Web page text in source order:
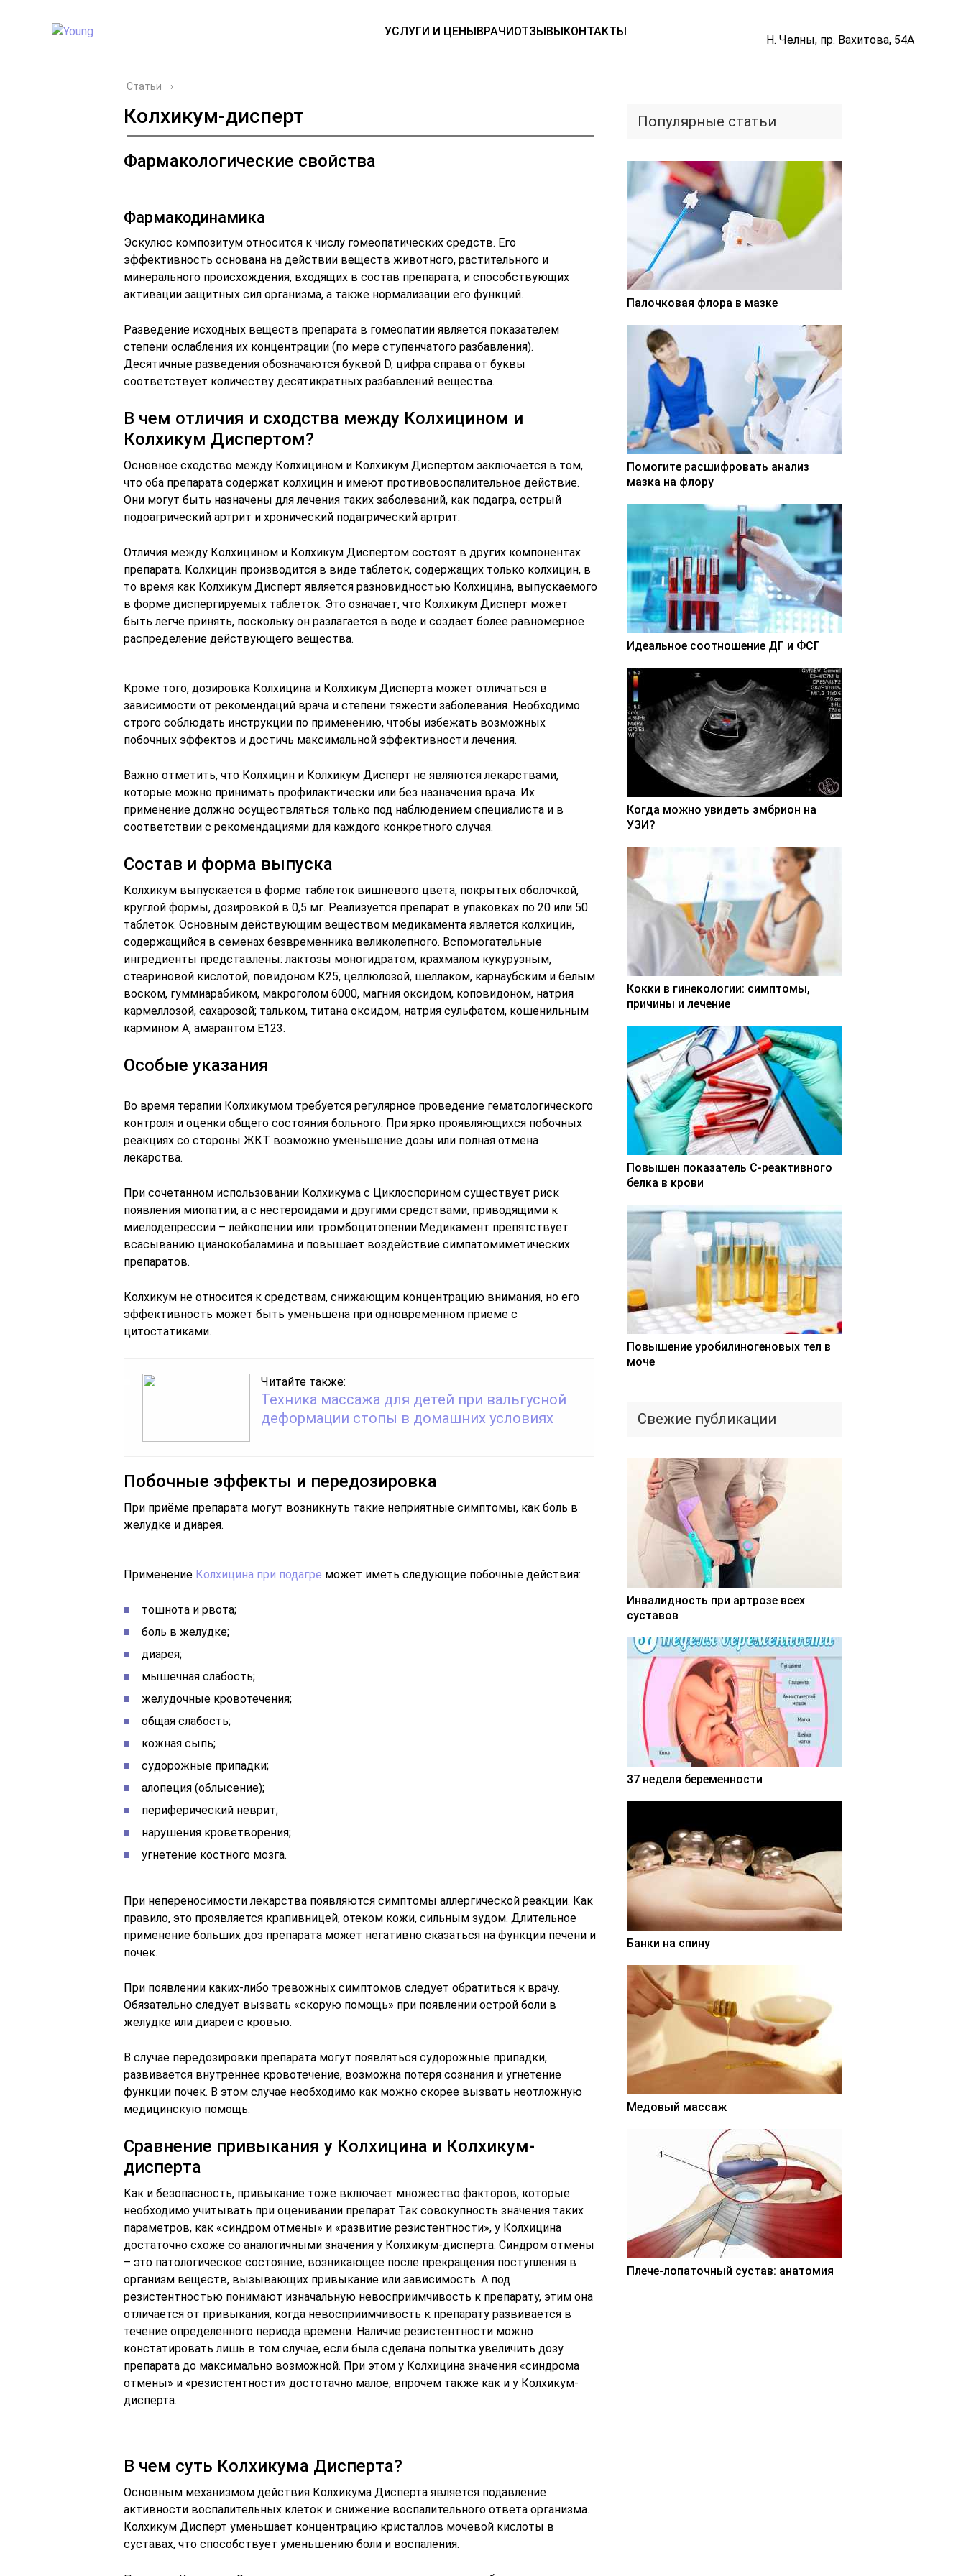
УСЛУГИ И ЦЕНЫВРАЧИОТЗЫВЫКОНТАКТЫ
Н. Челны, пр. Вахитова, 54А
Статьи ›
Колхикум-дисперт
Фармакологические свойства
Фармакодинамика
Эскулюс композитум относится к числу гомеопатических средств. Его
эффективность основана на действии веществ животного, растительного и
минерального происхождения, входящих в состав препарата, и способствующих
активации защитных сил организма, а также нормализации его функций.
Разведение исходных веществ препарата в гомеопатии является показателем
степени ослабления их концентрации (по мере ступенчатого разбавления).
Десятичные разведения обозначаются буквой D, цифра справа от буквы
соответствует количеству десятикратных разбавлений вещества.
В чем отличия и сходства между Колхицином и
Колхикум Диспертом?
Основное сходство между Колхицином и Колхикум Диспертом заключается в том,
что оба препарата содержат колхицин и имеют противовоспалительное действие.
Они могут быть назначены для лечения таких заболеваний, как подагра, острый
подоагрический артрит и хронический подагрический артрит.
Отличия между Колхицином и Колхикум Диспертом состоят в других компонентах
препарата. Колхицин производится в виде таблеток, содержащих только колхицин, в
то время как Колхикум Дисперт является разновидностью Колхицина, выпускаемого
в форме диспергируемых таблеток. Это означает, что Колхикум Дисперт может
быть легче принять, поскольку он разлагается в воде и создает более равномерное
распределение действующего вещества.
Кроме того, дозировка Колхицина и Колхикум Дисперта может отличаться в
зависимости от рекомендаций врача и степени тяжести заболевания. Необходимо
строго соблюдать инструкции по применению, чтобы избежать возможных
побочных эффектов и достичь максимальной эффективности лечения.
Важно отметить, что Колхицин и Колхикум Дисперт не являются лекарствами,
которые можно принимать профилактически или без назначения врача. Их
применение должно осуществляться только под наблюдением специалиста и в
соответствии с рекомендациями для каждого конкретного случая.
Состав и форма выпуска
Колхикум выпускается в форме таблеток вишневого цвета, покрытых оболочкой,
круглой формы, дозировкой в 0,5 мг. Реализуется препарат в упаковках по 20 или 50
таблеток. Основным действующим веществом медикамента является колхицин,
содержащийся в семенах безвременника великолепного. Вспомогательные
ингредиенты представлены: лактозы моногидратом, крахмалом кукурузным,
стеариновой кислотой, повидоном К25, целлюлозой, шеллаком, карнаубским и белым
воском, гуммиарабиком, макроголом 6000, магния оксидом, коповидоном, натрия
кармеллозой, сахарозой; тальком, титана оксидом, натрия сульфатом, кошенильным
кармином А, амарантом Е123.
Особые указания
Во время терапии Колхикумом требуется регулярное проведение гематологического
контроля и оценки общего состояния больного. При ярко проявляющихся побочных
реакциях со стороны ЖКТ возможно уменьшение дозы или полная отмена
лекарства.
При сочетанном использовании Колхикума с Циклоспорином существует риск
появления миопатии, а с нестероидами и другими средствами, приводящими к
миелодепрессии – лейкопении или тромбоцитопении.Медикамент препятствует
всасыванию цианокобаламина и повышает воздействие симпатомиметических
препаратов.
Колхикум не относится к средствам, снижающим концентрацию внимания, но его
эффективность может быть уменьшена при одновременном приеме с
цитостатиками.
Читайте также:
Техника массажа для детей при вальгусной
деформации стопы в домашних условиях
Побочные эффекты и передозировка
При приёме препарата могут возникнуть такие неприятные симптомы, как боль в
желудке и диарея.
Применение Колхицина при подагре может иметь следующие побочные действия:
тошнота и рвота;
боль в желудке;
диарея;
мышечная слабость;
желудочные кровотечения;
общая слабость;
кожная сыпь;
судорожные припадки;
алопеция (облысение);
периферический неврит;
нарушения кроветворения;
угнетение костного мозга.
При непереносимости лекарства появляются симптомы аллергической реакции. Как
правило, это проявляется крапивницей, отеком кожи, сильным зудом. Длительное
применение больших доз препарата может негативно сказаться на функции печени и
почек.
При появлении каких-либо тревожных симптомов следует обратиться к врачу.
Обязательно следует вызвать «скорую помощь» при появлении острой боли в
желудке или диареи с кровью.
В случае передозировки препарата могут появляться судорожные припадки,
развивается внутреннее кровотечение, возможна потеря сознания и угнетение
функции почек. В этом случае необходимо как можно скорее вызвать неотложную
медицинскую помощь.
Сравнение привыкания у Колхицина и Колхикум-
дисперта
Как и безопасность, привыкание тоже включает множество факторов, которые
необходимо учитывать при оценивании препарат.Так совокупность значения таких
параметров, как «cиндром отмены» и «развитие резистентности», у Колхицина
достаточно схоже со аналогичными значения у Колхикум-дисперта. Синдром отмены
– это патологическое состояние, возникающее после прекращения поступления в
организм веществ, вызывающих привыкание или зависимость. А под
резистентностью понимают изначальную невосприимчивость к препарату, этим она
отличается от привыкания, когда невосприимчивость к препарату развивается в
течение определенного периода времени. Наличие резистентности можно
констатировать лишь в том случае, если была сделана попытка увеличить дозу
препарата до максимально возможной. При этом у Колхицина значения «синдрома
отмены» и «резистентности» достотачно малое, впрочем также как и у Колхикум-
дисперта.
В чем суть Колхикума Дисперта?
Основным механизмом действия Колхикума Дисперта является подавление
активности воспалительных клеток и снижение воспалительного ответа организма.
Колхикум Дисперт уменьшает концентрацию кристаллов мочевой кислоты в
суставах, что способствует уменьшению боли и воспаления.
Популярные статьи
Палочковая флора в мазке
Помогите расшифровать анализ
мазка на флору
Идеальное соотношение ДГ и ФСГ
Когда можно увидеть эмбрион на
УЗИ?
Кокки в гинекологии: симптомы,
причины и лечение
Повышен показатель С-реактивного
белка в крови
Повышение уробилиногеновых тел в
моче
Свежие публикации
Инвалидность при артрозе всех
суставов
37 неделя беременности
Банки на спину
Медовый массаж
Плече-лопаточный сустав: анатомия